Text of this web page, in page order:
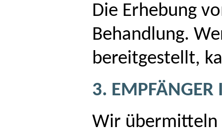
Die Erhebung
Behandlung.
bereitgestellt,
3. EMPFÄNGER
Wir übermitteln